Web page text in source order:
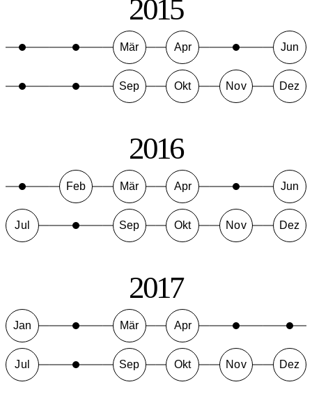
2015
Mär Apr Jun
Sep Okt Nov Dez
2016
Feb Mär Apr Jun
Jul Sep Okt Nov Dez
2017
Jan Mär Apr
Jul Sep Okt Nov Dez